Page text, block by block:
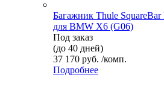
Багажник Thule SquareBar
для BMW X6 (G06)
Под заказ
(до 40 дней)
37 170 руб. /комп.
Подробнее